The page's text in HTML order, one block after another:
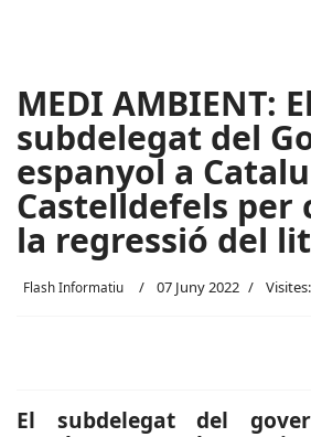
MEDI AMBIENT: El
subdelegat del
espanyol a
Castelldefels per
la regressió del
Flash Informatiu 07 Juny 2022
El subdelegat del